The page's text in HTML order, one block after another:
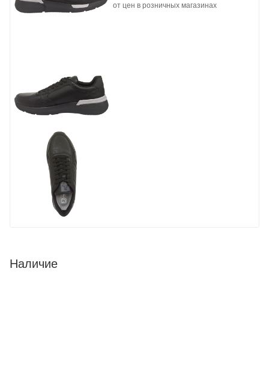
от цен в розничных магазинах
Наличие